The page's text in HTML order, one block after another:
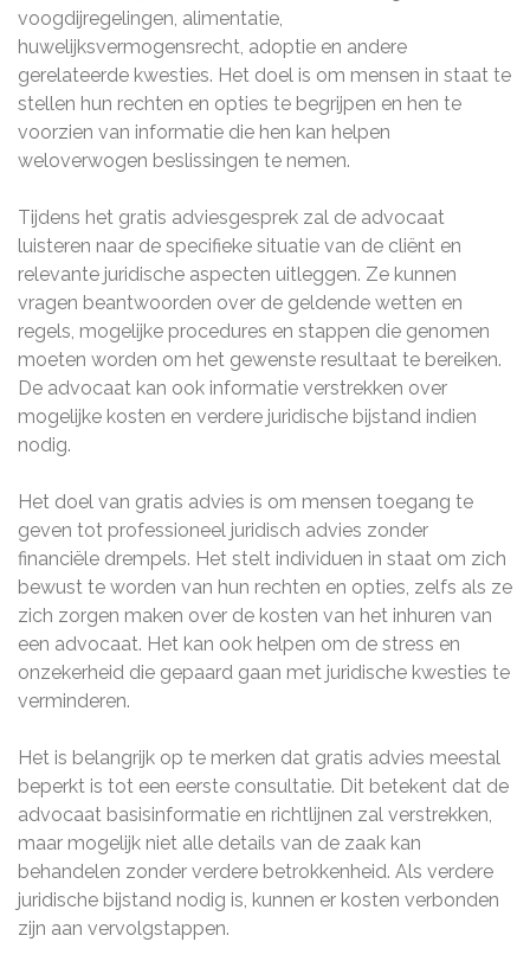
voogdijregelingen, alimentatie,
huwelijksvermogensrecht, adoptie en andere
gerelateerde kwesties. Het doel is om mensen in staat te
stellen hun rechten en opties te begrijpen en hen te
voorzien van informatie die hen kan helpen
weloverwogen beslissingen te nemen.
Tijdens het gratis adviesgesprek zal de advocaat
luisteren naar de specifieke situatie van de cliënt en
relevante juridische aspecten uitleggen. Ze kunnen
vragen beantwoorden over de geldende wetten en
regels, mogelijke procedures en stappen die genomen
moeten worden om het gewenste resultaat te bereiken.
De advocaat kan ook informatie verstrekken over
mogelijke kosten en verdere juridische bijstand indien
nodig.
Het doel van gratis advies is om mensen toegang te
geven tot professioneel juridisch advies zonder
financiële drempels. Het stelt individuen in staat om zich
bewust te worden van hun rechten en opties, zelfs als ze
zich zorgen maken over de kosten van het inhuren van
een advocaat. Het kan ook helpen om de stress en
onzekerheid die gepaard gaan met juridische kwesties te
verminderen.
Het is belangrijk op te merken dat gratis advies meestal
beperkt is tot een eerste consultatie. Dit betekent dat de
advocaat basisinformatie en richtlijnen zal verstrekken,
maar mogelijk niet alle details van de zaak kan
behandelen zonder verdere betrokkenheid. Als verdere
juridische bijstand nodig is, kunnen er kosten verbonden
zijn aan vervolgstappen.